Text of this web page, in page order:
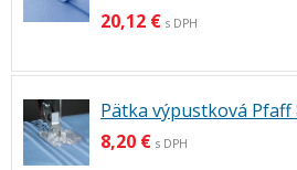
20,12 € s DPH
Pätka výpustková Pfaff
8,20 € s DPH